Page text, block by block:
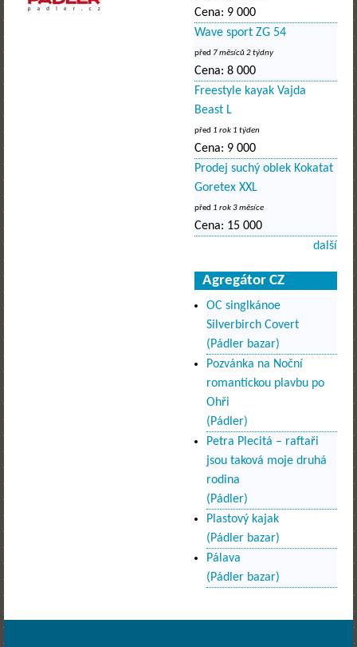
Cena: 9 000
Wave sport ZG 54
před 7 měsíců 2 týdny
Cena: 8 000
Freestyle kayak Vajda
Beast L
před 1 rok 1 týden
Cena: 9 000
Prodej suchý oblek Kokatat
Goretex XXL
před 1 rok 3 měsíce
Cena: 15 000
další
Agregátor CZ
OC singlkánoe
Silverbirch Covert
(Pádler bazar)
Pozvánka na Noční
romantickou plavbu po
Ohři
(Pádler)
Petra Plecitá – raftaři
jsou taková moje druhá
rodina
(Pádler)
Plastový kajak
(Pádler bazar)
Pálava
(Pádler bazar)